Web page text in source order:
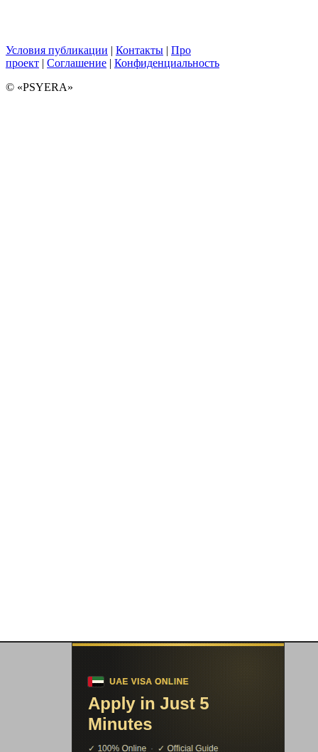
Условия публикации | Контакты | Про
проект | Соглашение | Конфиденциальность
© «PSYERA»